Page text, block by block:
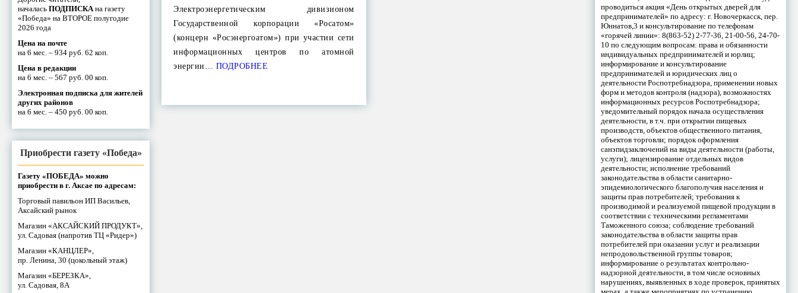
началась ПОДПИСКА на газету
«Победа» на ВТОРОЕ полугодие
2026 года
Цена на почте
на 6 мес. – 934 руб. 62 коп.
Цена в редакции
на 6 мес. – 567 руб. 00 коп.
Электронная подписка для жителей
других районов
на 6 мес. – 450 руб. 00 коп.
Приобрести газету «Победа»
Газету «ПОБЕДА» можно
приобрести в г. Аксае по адресам:
Торговый павильон ИП Васильев,
Аксайский рынок
Магазин «АКСАЙСКИЙ ПРОДУКТ»,
ул. Садовая (напротив ТЦ «Ридер»)
Магазин «КАНЦЛЕР»,
пр. Ленина, 30 (цокольный этаж)
Магазин «БЕРЕЗКА»,
ул. Садовая, 8А
Электроэнергетическим дивизионом
Государственной корпорации «Росатом»
(концерн «Росэнергоатом») при участии сети
информационных центров по атомной
энергии… ПОДРОБНЕЕ
проводиться акция «День открытых дверей для
предпринимателей» по адресу: г. Новочеркасск, пер.
Юннатов,3 и консультирование по телефонам
«горячей линии»: 8(863-52) 2-77-36, 21-00-56, 24-70-
10 по следующим вопросам: права и обязанности
индивидуальных предпринимателей и юрлиц;
информирование и консультирование
предпринимателей и юридических лиц о
деятельности Роспотребнадзора, применении новых
форм и методов контроля (надзора), возможностях
информационных ресурсов Роспотребнадзора;
уведомительный порядок начала осуществления
деятельности, в т.ч. при открытии пищевых
производств, объектов общественного питания,
объектов торговли; порядок оформления
санэпидзаключений на виды деятельности (работы,
услуги); лицензирование отдельных видов
деятельности; исполнение требований
законодательства в области санитарно-
эпидемиологического благополучия населения и
защиты прав потребителей; требования к
производимой и реализуемой пищевой продукции в
соответствии с техническими регламентами
Таможенного союза; соблюдение требований
законодательства в области защиты прав
потребителей при оказании услуг и реализации
непродовольственной группы товаров;
информирование о результатах контрольно-
надзорной деятельности, в том числе основных
нарушениях, выявленных в ходе проверок, принятых